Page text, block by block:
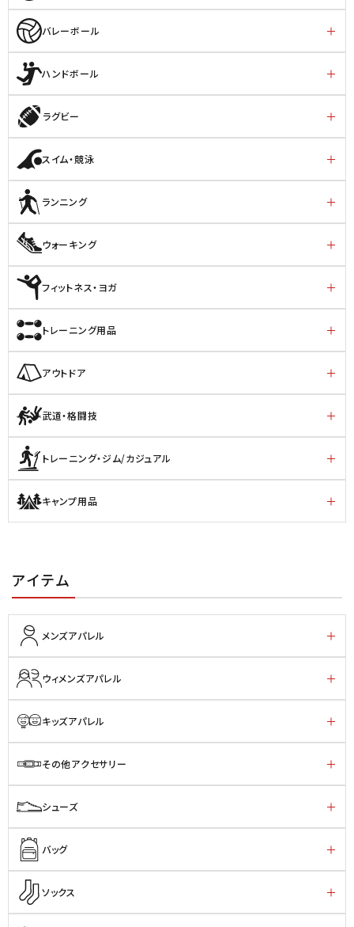
バレーボール
ハンドボール
ラグビー
スイム・競泳
ランニング
ウォーキング
フィットネス・ヨガ
トレーニング用品
アウトドア
武道・格闘技
トレーニング・ジム/カジュアル
キャンプ用品
アイテム
メンズアパレル
ウィメンズアパレル
キッズアパレル
その他アクセサリー
シューズ
バッグ
ソックス